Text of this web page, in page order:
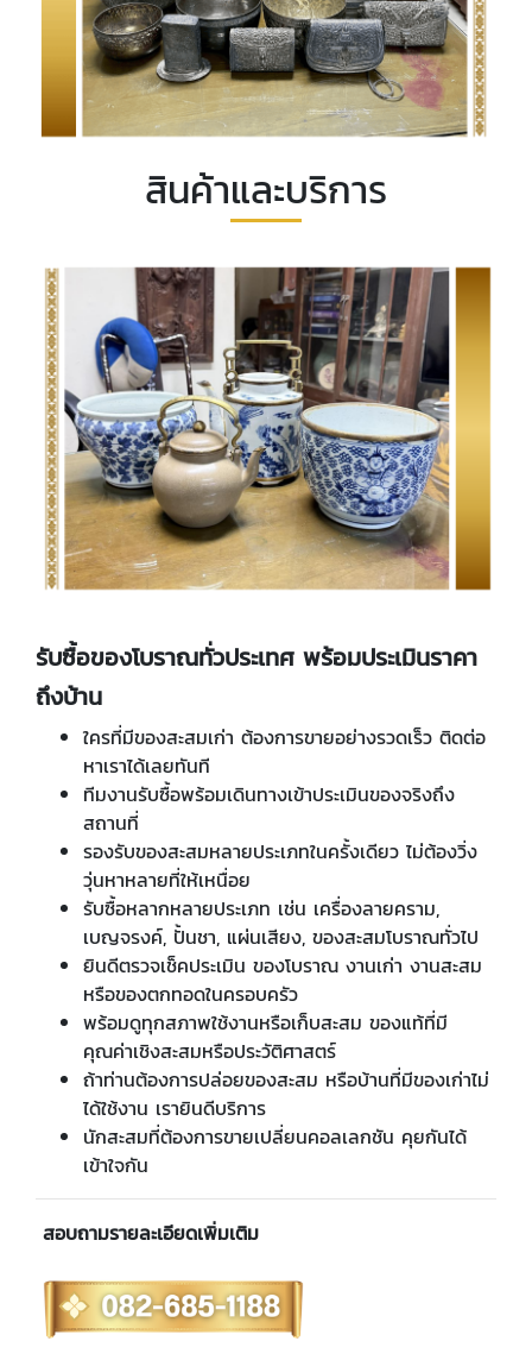
สินค้าและบริการ
รับซื้อของโบราณทั่วประเทศ พร้อมประเมินราคา
ถึงบ้าน
ใครที่มีของสะสมเก่า ต้องการขายอย่างรวดเร็ว ติดต่อ
หาเราได้เลยทันที
ทีมงานรับซื้อพร้อมเดินทางเข้าประเมินของจริงถึง
สถานที่
รองรับของสะสมหลายประเภทในครั้งเดียว ไม่ต้องวิ่ง
วุ่นหาหลายที่ให้เหนื่อย
รับซื้อหลากหลายประเภท เช่น เครื่องลายคราม,
เบญจรงค์, ปั้นชา, แผ่นเสียง, ของสะสมโบราณทั่วไป
ยินดีตรวจเช็คประเมิน ของโบราณ งานเก่า งานสะสม
หรือของตกทอดในครอบครัว
พร้อมดูทุกสภาพใช้งานหรือเก็บสะสม ของแท้ที่มี
คุณค่าเชิงสะสมหรือประวัติศาสตร์
ถ้าท่านต้องการปล่อยของสะสม หรือบ้านที่มีของเก่าไม่
ได้ใช้งาน เรายินดีบริการ
นักสะสมที่ต้องการขายเปลี่ยนคอลเลกชัน คุยกันได้
เข้าใจกัน
สอบถามรายละเอียดเพิ่มเติม